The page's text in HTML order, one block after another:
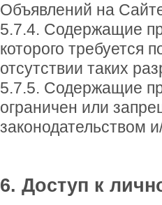
Объявлений на
5.7.4. Содержащие
которого требуется
отсутствии таких
5.7.5. Содержащие
ограничен или
законодательством
6. Доступ к